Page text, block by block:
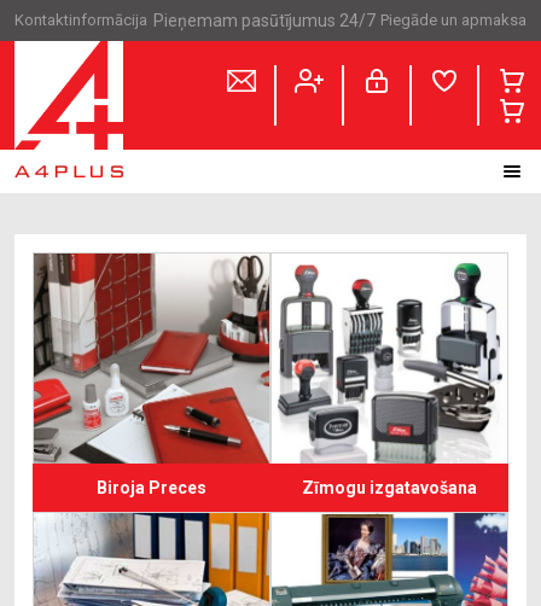
Kontaktinformācija Pieņemam pasūtījumus 24/7 Piegāde un apmaksa
Biroja Preces Zīmogu izgatavošana